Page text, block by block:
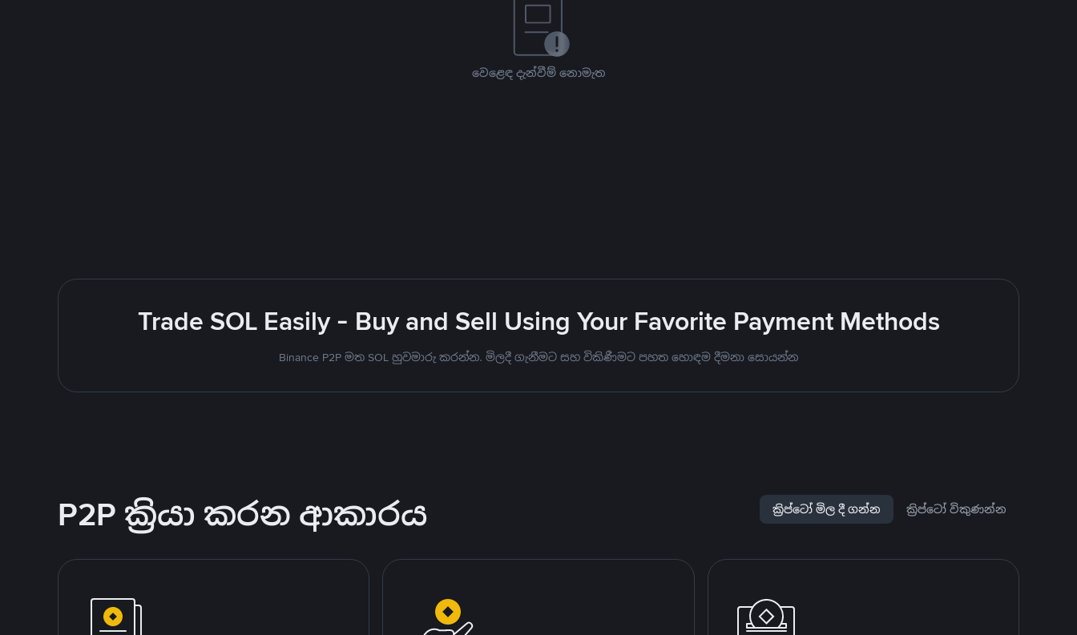
වෙළෙඳ දැන්වීම් නොමැත
Trade SOL Easily - Buy and Sell Using Your Favorite Payment Methods
Binance P2P මත SOL හුවමාරු කරන්න. මිලදී ගැනීමට සහ විකිණීමට පහත හොඳම දීමනා සොයන්න
P2P ක්‍රියා කරන ආකාරය ක්‍රිප්ටෝ මිල දී ගන්න ක්‍රිප්ටෝ විකුණන්න